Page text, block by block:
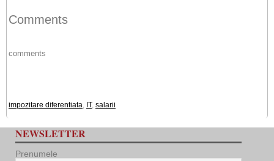
Comments
comments
impozitare diferentiata, IT, salarii
NEWSLETTER
Prenumele